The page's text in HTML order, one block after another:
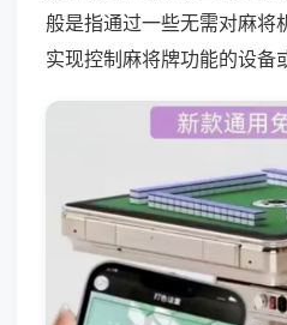
般是指通过一些无需对麻将
实现控制麻将牌功能的设备